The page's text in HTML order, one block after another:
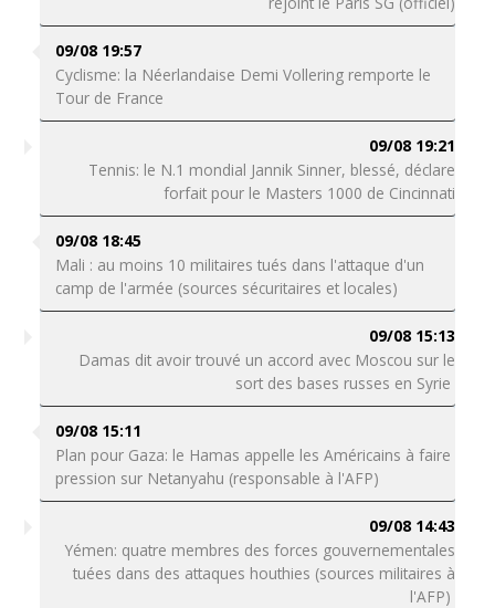
09/08 19:57
Cyclisme: la Néerlandaise Demi Vollering remporte le
Tour de France
09/08 19:21
Tennis: le N.1 mondial Jannik Sinner, blessé, déclare
forfait pour le Masters 1000 de Cincinnati
09/08 18:45
Mali : au moins 10 militaires tués dans l'attaque d'un
camp de l'armée (sources sécuritaires et locales)
09/08 15:13
Damas dit avoir trouvé un accord avec Moscou sur le
sort des bases russes en Syrie
09/08 15:11
Plan pour Gaza: le Hamas appelle les Américains à faire
pression sur Netanyahu (responsable à l'AFP)
09/08 14:43
Yémen: quatre membres des forces gouvernementales
tuées dans des attaques houthies (sources militaires à
l'AFP)